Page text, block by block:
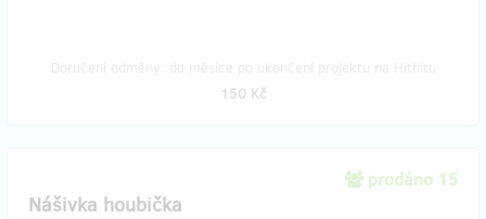
150 Kč
prodáno 15
Nášivka houbička